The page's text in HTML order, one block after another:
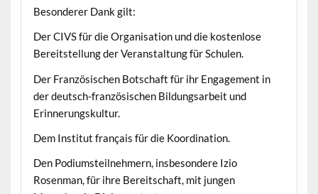
Besonderer Dank gilt:
Der CIVS für die Organisation und die kostenlose
Bereitstellung der Veranstaltung für Schulen.
Der Französischen Botschaft für ihr Engagement in
der deutsch-französischen Bildungsarbeit und
Erinnerungskultur.
Dem Institut français für die Koordination.
Den Podiumsteilnehmern, insbesondere Izio
Rosenman, für ihre Bereitschaft, mit jungen